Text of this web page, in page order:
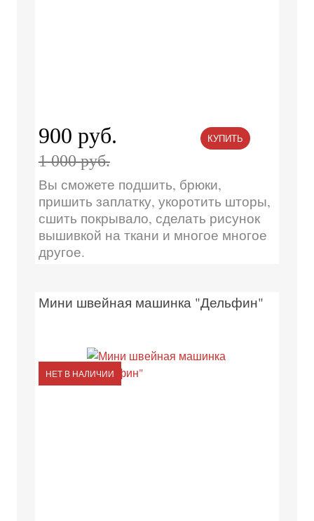
900 руб.
1 000 руб.
КУПИТЬ
Вы сможете подшить, брюки,
пришить заплатку, укоротить шторы,
сшить покрывало, сделать рисунок
вышивкой на ткани и многое многое
другое.
Мини швейная машинка "Дельфин"
НЕТ В НАЛИЧИИ